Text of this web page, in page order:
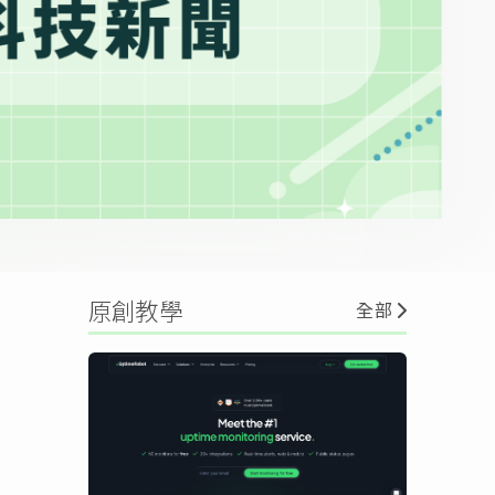
原創教學 全部